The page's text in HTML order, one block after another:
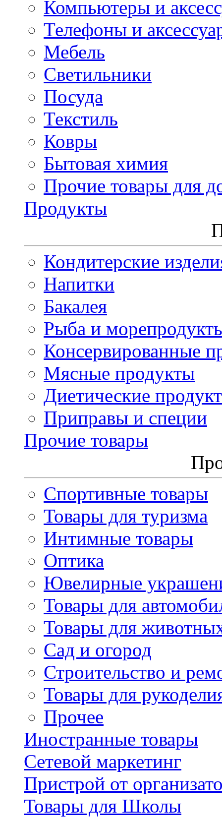
Компьютеры и
Телефоны и
Мебель
Светильники
Посуда
Текстиль
Ковры
Бытовая химия
Прочие товары для
Продукты
Кондитерские
Напитки
Бакалея
Рыба и
Консервированные
Мясные продукты
Диетические
Приправы и специи
Прочие товары
Спортивные товары
Товары для туризма
Интимные товары
Оптика
Ювелирные
Товары для
Товары для
Сад и огород
Строительство и
Товары для
Прочее
Иностранные товары
Сетевой маркетинг
Пристрой от
Товары для Школы